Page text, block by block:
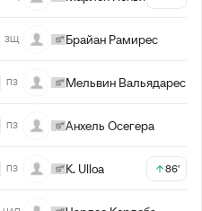
ЗЩ Брайан Рамирес
ПЗ Мельвин Вальядарес
ПЗ Анхель Осегера
ПЗ K. Ulloa 86'